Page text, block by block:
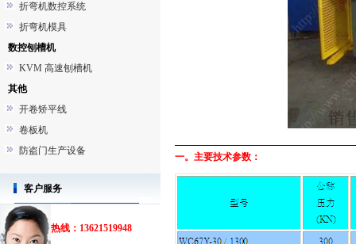
折弯机数控系统
折弯机模具
数控刨槽机
KVM 高速刨槽机
其他
开卷矫平线
卷板机
防盗门生产设备
客户服务
热线：13621519948
一。主要技术参数：